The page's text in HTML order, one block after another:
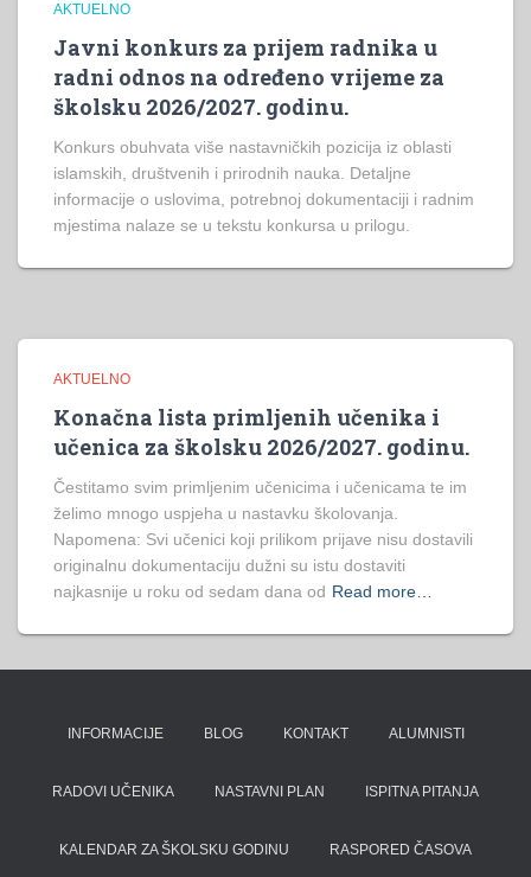
AKTUELNO
Javni konkurs za prijem radnika u
radni odnos na određeno vrijeme za
školsku 2026/2027. godinu.
Konkurs obuhvata više nastavničkih pozicija iz oblasti
islamskih, društvenih i prirodnih nauka. Detaljne
informacije o uslovima, potrebnoj dokumentaciji i radnim
mjestima nalaze se u tekstu konkursa u prilogu.
AKTUELNO
Konačna lista primljenih učenika i
učenica za školsku 2026/2027. godinu.
Čestitamo svim primljenim učenicima i učenicama te im
želimo mnogo uspjeha u nastavku školovanja.
Napomena: Svi učenici koji prilikom prijave nisu dostavili
originalnu dokumentaciju dužni su istu dostaviti
najkasnije u roku od sedam dana od Read more…
INFORMACIJE BLOG KONTAKT ALUMNISTI
RADOVI UČENIKA NASTAVNI PLAN ISPITNA PITANJA
KALENDAR ZA ŠKOLSKU GODINU RASPORED ČASOVA